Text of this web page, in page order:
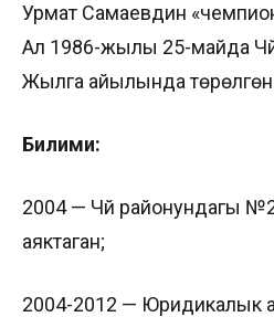
Урмат Самаевдин
Ал 1986-жылы 25-майда
Жылга айылында
Билими:
2004 — Чүй районундагы
аяктаган;
2004-2012 — Юридикалык